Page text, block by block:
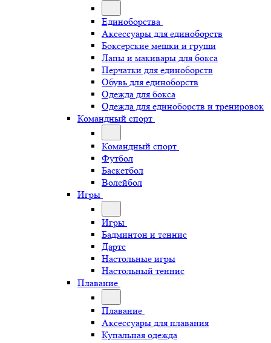
Единоборства
Аксессуары для единоборств
Боксерские мешки и груши
Лапы и макивары для бокса
Перчатки для единоборств
Обувь для единоборств
Одежда для бокса
Одежда для единоборств и тренировок
Командный спорт
Командный спорт
Футбол
Баскетбол
Волейбол
Игры
Игры
Бадминтон и теннис
Дартс
Настольные игры
Настольный теннис
Плавание
Плавание
Аксессуары для плавания
Купальная одежда